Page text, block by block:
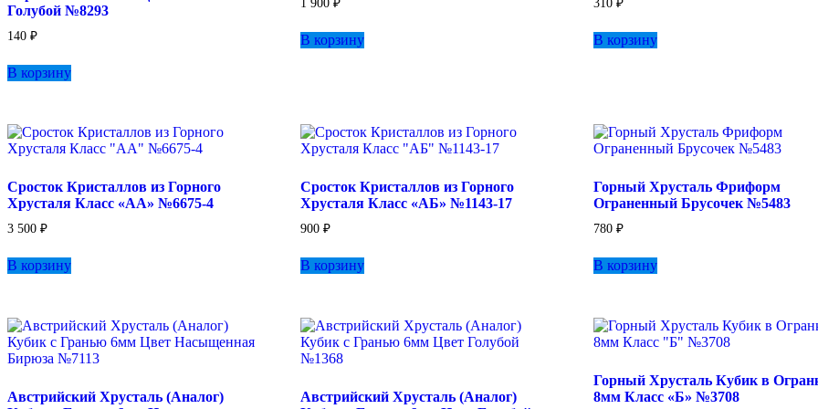
Голубой №8293
140 ₽
В корзину
1 900₽
В корзину
310₽
В корзину
Сросток Кристаллов из Горного
Хрусталя Класс «АА» №6675-4
3 500 ₽
В корзину
Сросток Кристаллов из Горного
Хрусталя Класс «АБ» №1143-17
900₽
В корзину
Горный Хрусталь Фриформ
Ограненный Брусочек №5483
780₽
В корзину
Австрийский Хрусталь (Аналог)
Австрийский Хрусталь (Аналог)
Горный Хрусталь Кубик в
8мм Класс «Б» №3708